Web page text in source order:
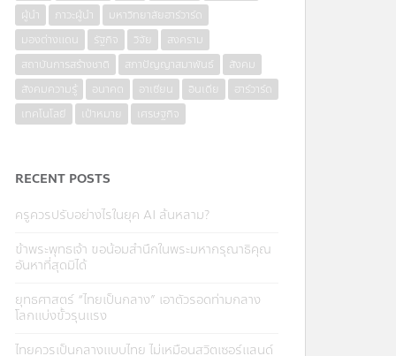
ผู้นำ
ภาวะผู้นำ
มหาวิทยาลัยฮาร์วาร์ด
มองต่างแดน
รัฐกิจ วิจัย
สงคราม
สถาบันการสร้างชาติ
สภาปัญญาสมาพันธ์
สังคม
สังคมความรู้
อนาคต อาเซียน อินเดีย
ฮาร์วาร์ด
เทคโนโลยี
เป้าหมาย เศรษฐกิจ
RECENT POSTS
ครูควรปรับอย่างไรในยุค AI ล้นหลาม?
ข้าพระพุทธเจ้า ขอน้อมสำนึกในพระมหากรุณาธิคุณ
อันหาที่สุดมิได้
ยุทธศาสตร์ “ไทยเป็นกลาง” เอาตัวรอดท่ามกลาง
โลกแบ่งขั้วรุนแรง
ไทยควรเป็นกลางแบบไทย ไม่เหมือนสวิตเซอร์แลนด์